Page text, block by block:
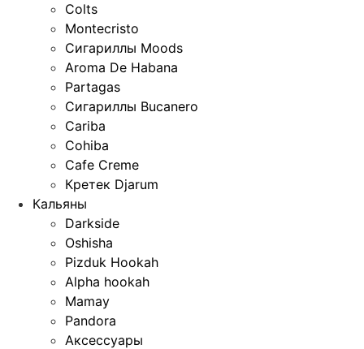
Colts
Montecristo
Сигариллы Moods
Aroma De Habana
Partagas
Сигариллы Bucanero
Cariba
Cohiba
Cafe Creme
Кретек Djarum
Кальяны
Darkside
Oshisha
Pizduk Hookah
Alpha hookah
Mamay
Pandora
Аксессуары